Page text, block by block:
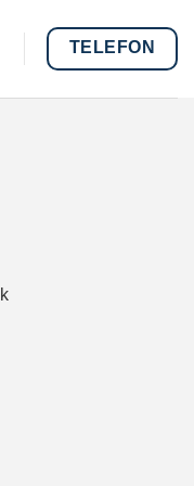
TELEFON